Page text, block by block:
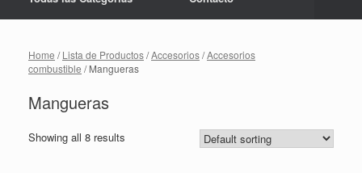
Home /Lista de Productos/Accesorios/Accesorios
combustible / Mangueras
Mangueras
Showing all 8 results